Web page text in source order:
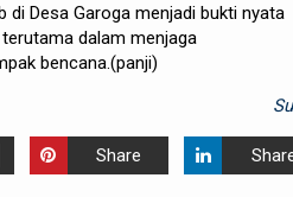
Desa Garoga menjadi bukti nyata
dalam menjaga
bencana.(panji)
Share